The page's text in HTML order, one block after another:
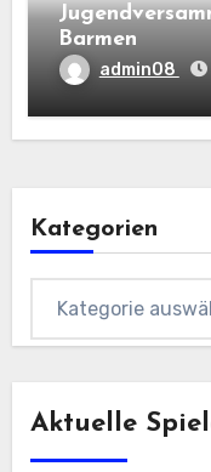
Barmen
admin08
Kategorien
Aktuelle